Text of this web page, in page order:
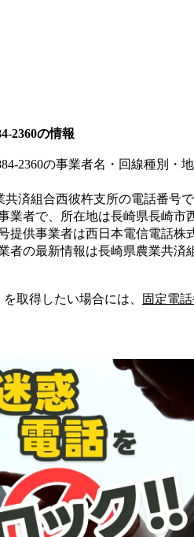
2360の情報
2360の事業者名・回線種別・
共済組合西彼杵支所の電話番号で
業者で、所在地は長崎県長崎市
提供事業者は西日本電信電話株
者の最新情報は長崎県農業共済
を取得したい場合には、 固定電話